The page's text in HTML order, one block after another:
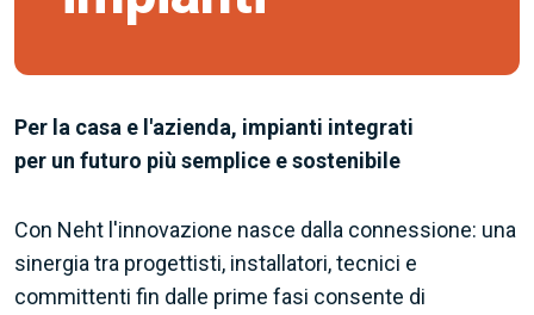
Per la casa e l'azienda, impianti integrati
per un futuro più semplice e sostenibile
Con Neht l'innovazione nasce dalla connessione: una
sinergia tra progettisti, installatori, tecnici e
committenti fin dalle prime fasi consente di